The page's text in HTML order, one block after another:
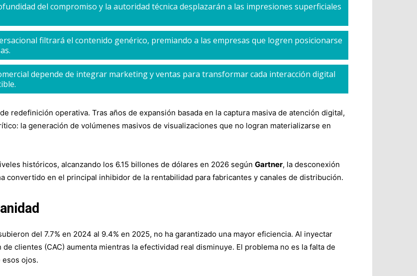
del compromiso y la autoridad técnica desplazarán a las impresiones superficiales
filtrará el contenido genérico, premiando a las empresas que logren posicionarse
depende de integrar marketing y ventas para transformar cada interacción digital
redefinición operativa. Tras años de expansión basada en la captura masiva de atención digital,
la generación de volúmenes masivos de visualizaciones que no logran materializarse en
históricos, alcanzando los 6.15 billones de dólares en 2026 según Gartner, la desconexión
convertido en el principal inhibidor de la rentabilidad para fabricantes y canales de distribución.
del 7.7% en 2024 al 9.4% en 2025, no ha garantizado una mayor eficiencia. Al inyectar
clientes (CAC) aumenta mientras la efectividad real disminuye. El problema no es la falta de
ojos.